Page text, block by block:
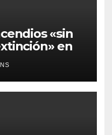
«sin
en
Madrid
la